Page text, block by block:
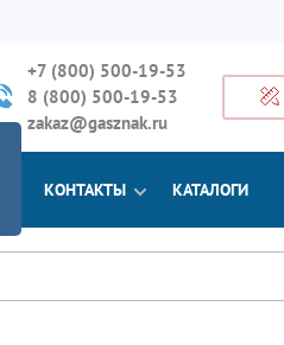
+7 (800) 500-19-53
8 (800) 500-19-53
zakaz@gasznak.ru
КОНТАКТЫ КАТАЛОГИ